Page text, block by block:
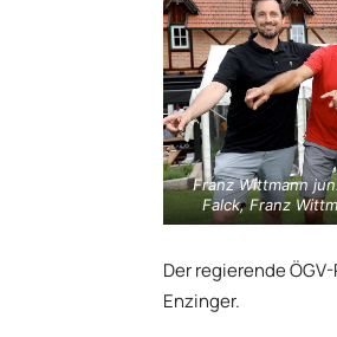
Franz Wittmann
Falck, Franz
Der regierende
Enzinger.